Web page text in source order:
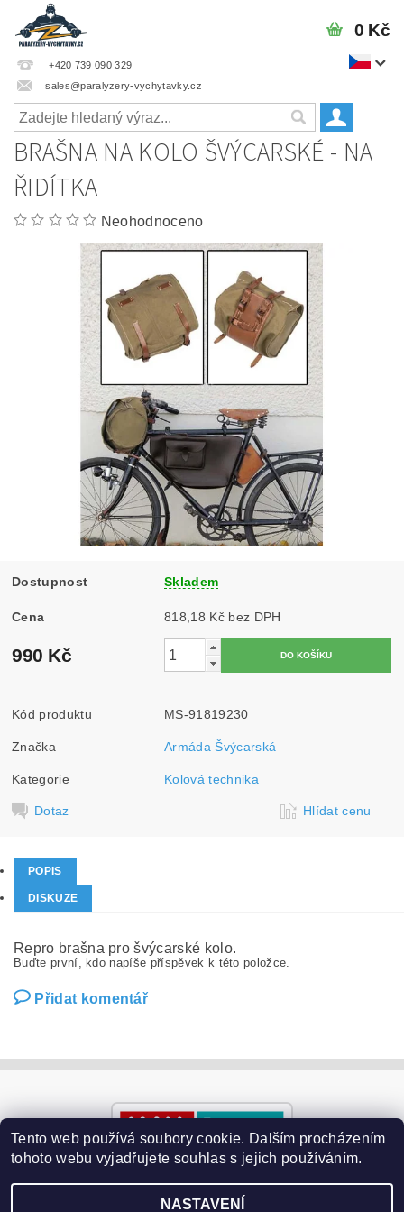
+420 739 090 329
sales@paralyzery-vychytavky.cz
0 Kč
BRAŠNA NA KOLO ŠVÝCARSKÉ - NA
ŘIDÍTKA
Neohodnoceno
Dostupnost Skladem
Cena 818,18 Kč bez DPH
990 Kč
Kód produktu MS-91819230
Značka Armáda Švýcarská
Kategorie Kolová technika
Dotaz Hlídat cenu
POPIS
DISKUZE
Repro brašna pro švýcarské kolo.
Buďte první, kdo napíše příspěvek k této položce.
Přidat komentář
Tento web používá soubory cookie. Dalším procházením
tohoto webu vyjadřujete souhlas s jejich používáním.
NASTAVENÍ